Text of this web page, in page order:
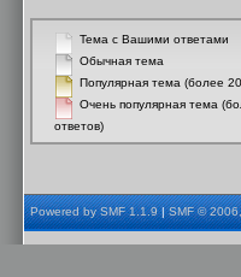
Тема с Вашими ответами
Обычная тема
Популярная тема (более
Очень популярная тема
ответов)
Powered by SMF 1.1.9|SMF ©